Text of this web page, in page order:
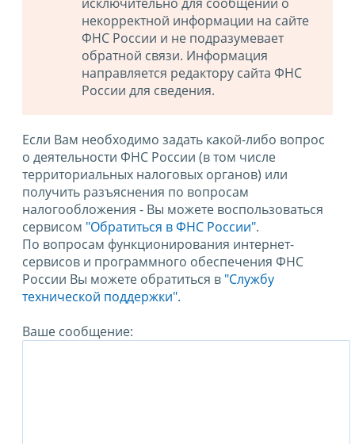
некорректной информации на сайте
ФНС России и не подразумевает
обратной связи. Информация
направляется редактору сайта ФНС
России для сведения.
Если Вам необходимо задать какой-либо вопрос
о деятельности ФНС России (в том числе
территориальных налоговых органов) или
получить разъяснения по вопросам
налогообложения - Вы можете воспользоваться
сервисом "Обратиться в ФНС России".
По вопросам функционирования интернет-
сервисов и программного обеспечения ФНС
России Вы можете обратиться в "Службу
технической поддержки".
Ваше сообщение: